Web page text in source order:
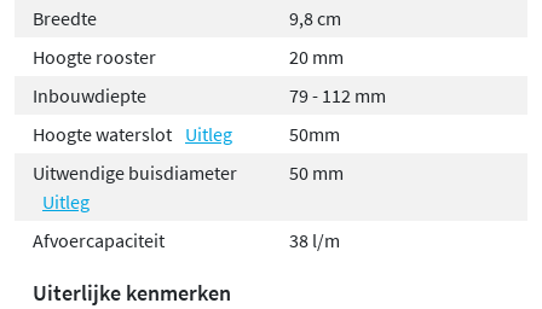
Breedte
9,8 cm
Hoogte rooster
20 mm
Inbouwdiepte
79 - 112 mm
Hoogte waterslot Uitleg
50mm
Uitwendige buisdiameter
Uitleg
50 mm
Afvoercapaciteit 38 l/m
Uiterlijke kenmerken